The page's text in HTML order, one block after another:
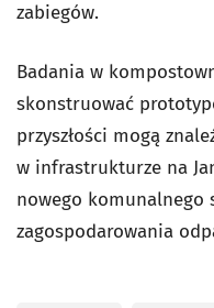
zabiegów.
Badania w
skonstruować
przyszłości mogą
w infrastrukturze na
nowego komunalnego
zagospodarowania